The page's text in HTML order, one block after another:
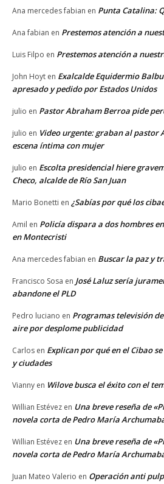
Ana mercedes fabian en Punta Catalina:
Ana fabian en Prestemos atención a
Luis Filpo en Prestemos atención a
John Hoyt en Exalcalde Equidermio
apresado y pedido por Estados Unidos
julio en Pastor Abraham Berroa pide
julio en Video urgente: graban al pastor
escena íntima con mujer
julio en Escolta presidencial hiere
Checo, alcalde de Río San Juan
Mario Bonetti en ¿Sabías por qué los
Amil en Policía dispara a dos hombres
en Montecristi
Ana mercedes fabian en Buscar la paz y
Francisco Sosa en José Laluz sería
abandone el PLD
Pedro luciano en Programas televisión
aire por desplome publicidad
Carlos en Explican por qué en el Cibao
y ciudades
Vianny en Wilove busca el éxito con el
Willian Estévez en Una breve reseña de
novela corta de Pedro María
Willian Estévez en Una breve reseña de
novela corta de Pedro María
Juan Mateo Valerio en Operación anti